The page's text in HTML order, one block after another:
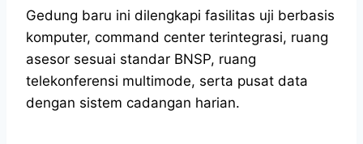
Gedung baru ini dilengkapi fasilitas uji berbasis
komputer, command center terintegrasi, ruang
asesor sesuai standar BNSP, ruang
telekonferensi multimode, serta pusat data
dengan sistem cadangan harian.